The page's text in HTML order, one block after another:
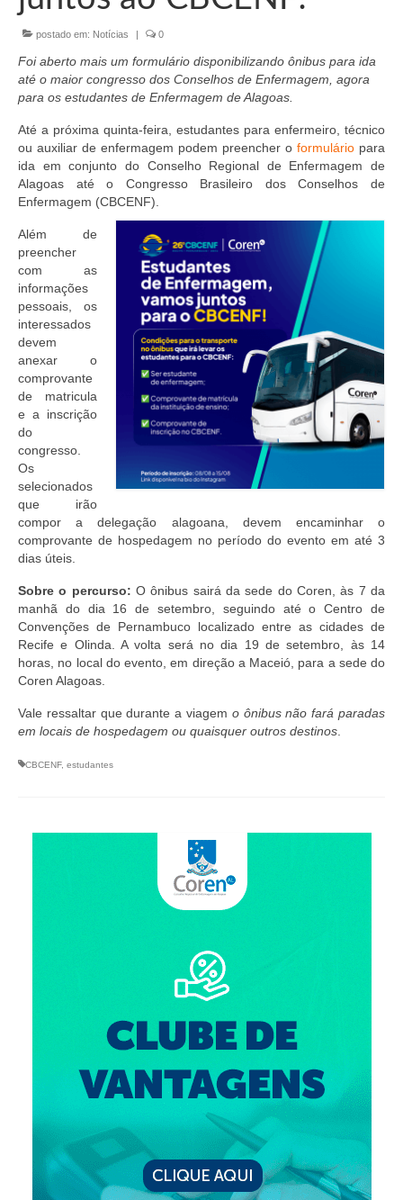
Conselheiros e Diretoria
Câmaras Técnicas
Governança
Transparência e Prestação de Contas
Eleições
Eleições Triênio 2027-2029
Eleições 2023
Eleições Anteriores
Agenda do presidente
Editais e licitação
Fiscalização
Responsabilidade Técnica
Legislações
Decisões
Portarias
Resoluções
Processos Éticos
Procedimento para registro
Valores dos serviços
Reserva de auditório
Notícias
Ouvidoria
Fale Conosco
NEP
postado em: Notícias | 0
Foi aberto mais um formulário disponibilizando ônibus para ida
até o maior congresso dos Conselhos de Enfermagem, agora
para os estudantes de Enfermagem de Alagoas.
Até a próxima quinta-feira, estudantes para enfermeiro, técnico
ou auxiliar de enfermagem podem preencher o formulário para
ida em conjunto do Conselho Regional de Enfermagem de
Alagoas até o Congresso Brasileiro dos Conselhos de
Enfermagem (CBCENF).
Além de
preencher
com as
informações
pessoais, os
interessados
devem
anexar o
comprovante
de matricula
e a inscrição
do
congresso.
Os
selecionados
que irão
compor a delegação alagoana, devem encaminhar o
comprovante de hospedagem no período do evento em até 3
dias úteis.
Sobre o percurso: O ônibus sairá da sede do Coren, às 7 da
manhã do dia 16 de setembro, seguindo até o Centro de
Convenções de Pernambuco localizado entre as cidades de
Recife e Olinda. A volta será no dia 19 de setembro, às 14
horas, no local do evento, em direção a Maceió, para a sede do
Coren Alagoas.
Vale ressaltar que durante a viagem o ônibusnão fará paradas
em locais de hospedagem ou quaisquer outros destinos
CBCENF, estudantes